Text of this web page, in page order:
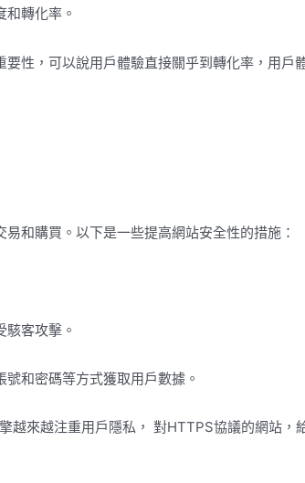
轉化率。
性，可以說用戶體驗直接關乎到轉化率，用戶
和購買。以下是一些提高網站安全性的措施：
客攻擊。
和密碼等方式獲取用戶數據。
越來越注重用戶隱私， 對HTTPS協議的網站，